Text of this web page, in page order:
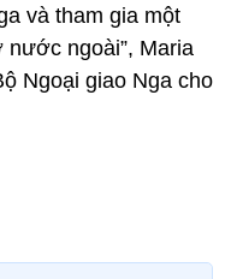
và tham gia một
nước ngoài”, Maria
Ngoại giao Nga cho